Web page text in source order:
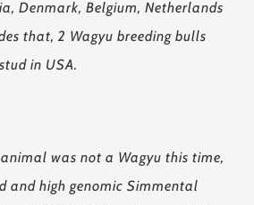
Denmark, Belgium, Netherlands
that, 2 Wagyu breeding bulls
in USA.
was not a Wagyu this time,
and high genomic Simmental